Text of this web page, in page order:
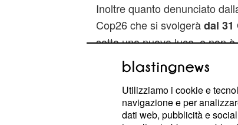
Inoltre quanto denunciato
Cop26 che si svolgeràdal 31
sotto una nuova luce, e non
ambientalisti avevano già
soluzioni diverse per il
I documenti leakati
stati membri, di aziende e
Utilizziamo i cookie e
navigazione e per
dati web, pubblicità e